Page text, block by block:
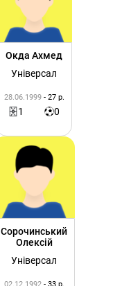
Окда Ахмед
Універсал
28.06.1999 - 27 р.
1 0
Сорочинський
Олексій
Універсал